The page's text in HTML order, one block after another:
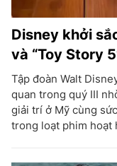
Disney khởi
và “Toy Story
Tập đoàn Walt
quan trong quý III
giải trí ở Mỹ cùng
trong loạt phim hoạt